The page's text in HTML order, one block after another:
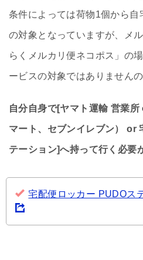
条件によっては荷物1個から自
の対象となっていますが、メ
らくメルカリ便ネコポス」の
ービスの対象ではありませんの
自分自身で[ヤマト運輸 営業
マート、セブンイレブン） or
テーション]へ持って行く必要
宅配便ロッカー PUDOス